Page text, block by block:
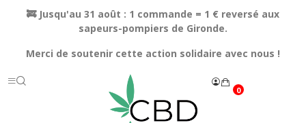
🚒 Jusqu'au 31 août : 1 commande = 1 € reversé aux
sapeurs-pompiers de Gironde.
Merci de soutenir cette action solidaire avec nous !
0